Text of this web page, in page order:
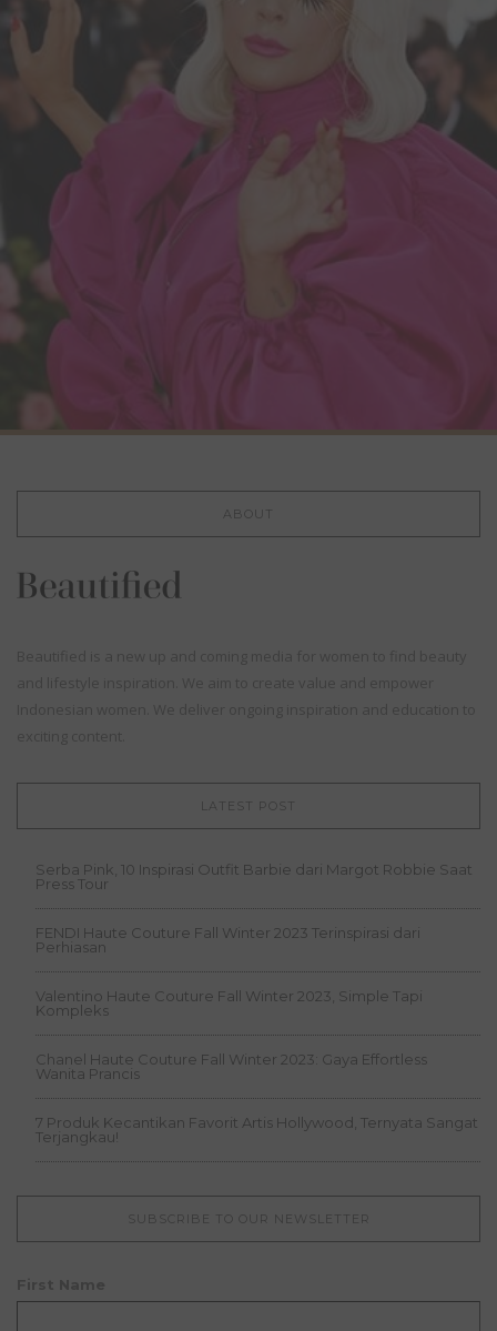
ABOUT
LATEST POST
Serba Pink, 10 Inspirasi Outfit Barbie dari Margot Robbie Saat
Press Tour
FENDI Haute Couture Fall Winter 2023 Terinspirasi dari
Perhiasan
Valentino Haute Couture Fall Winter 2023, Simple Tapi
Kompleks
Chanel Haute Couture Fall Winter 2023: Gaya Effortless
Wanita Prancis
7 Produk Kecantikan Favorit Artis Hollywood, Ternyata Sangat
Terjangkau!
SUBSCRIBE TO OUR NEWSLETTER